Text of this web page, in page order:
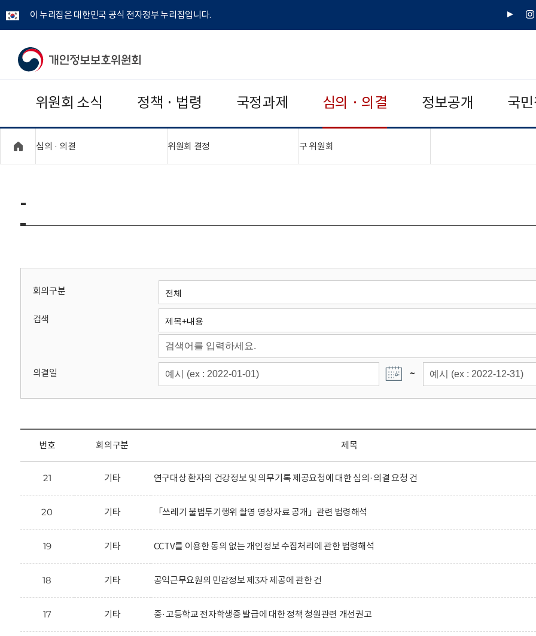
이 누리집은 대한민국 공식 전자정부 누리집입니다.
유
인
개
보
보
위
회
위원회 소식 정책 · 법령 국정과제 심의 · 의결 정보공개 국
심의 · 의결 위원회 결정 구 위원회
-
회의구분
검색
의결일 ~
번호 회의구분 제목
21 기타 연구대상 환자의 건강정보 및 의무기록 제공요청에 대한 심의·의결 요청 건
20 기타 「쓰레기 불법투기행위 촬영 영상자료 공개」관련 법령해석
19 기타 CCTV를 이용한 동의 없는 개인정보 수집처리에 관한 법령해석
18 기타 공익근무요원의 민감정보 제3자 제공에 관한 건
17 기타 중·고등학교 전자학생증 발급에 대한 정책 청원관련 개선권고